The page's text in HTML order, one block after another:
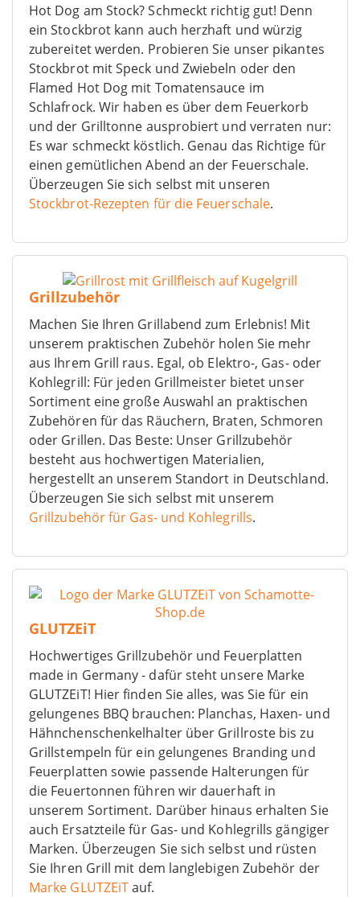
Hot Dog am Stock? Schmeckt richtig gut! Denn
ein Stockbrot kann auch herzhaft und würzig
zubereitet werden. Probieren Sie unser pikantes
Stockbrot mit Speck und Zwiebeln oder den
Flamed Hot Dog mit Tomatensauce im
Schlafrock. Wir haben es über dem Feuerkorb
und der Grilltonne ausprobiert und verraten nur:
Es war schmeckt köstlich. Genau das Richtige für
einen gemütlichen Abend an der Feuerschale.
Überzeugen Sie sich selbst mit unseren
Stockbrot-Rezepten für die Feuerschale.
Grillzubehör
Machen Sie Ihren Grillabend zum Erlebnis! Mit
unserem praktischen Zubehör holen Sie mehr
aus Ihrem Grill raus. Egal, ob Elektro-, Gas- oder
Kohlegrill: Für jeden Grillmeister bietet unser
Sortiment eine große Auswahl an praktischen
Zubehören für das Räuchern, Braten, Schmoren
oder Grillen. Das Beste: Unser Grillzubehör
besteht aus hochwertigen Materialien,
hergestellt an unserem Standort in Deutschland.
Überzeugen Sie sich selbst mit unserem
Grillzubehör für Gas- und Kohlegrills.
GLUTZEiT
Hochwertiges Grillzubehör und Feuerplatten
made in Germany - dafür steht unsere Marke
GLUTZEiT! Hier finden Sie alles, was Sie für ein
gelungenes BBQ brauchen: Planchas, Haxen- und
Hähnchenschenkelhalter über Grillroste bis zu
Grillstempeln für ein gelungenes Branding und
Feuerplatten sowie passende Halterungen für
die Feuertonnen führen wir dauerhaft in
unserem Sortiment. Darüber hinaus erhalten Sie
auch Ersatzteile für Gas- und Kohlegrills gängiger
Marken. Überzeugen Sie sich selbst und rüsten
Sie Ihren Grill mit dem langlebigen Zubehör der
Marke GLUTZEiTauf.